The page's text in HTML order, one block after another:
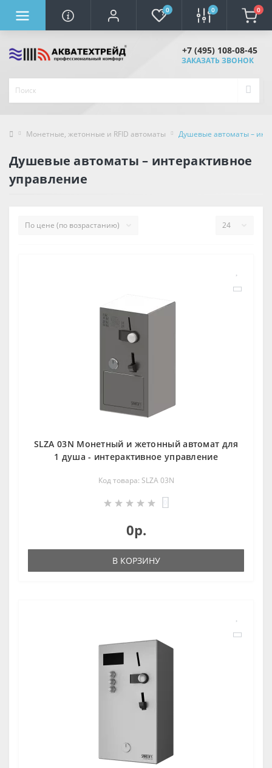
0 0 0
+7 (495) 108-08-45
ЗАКАЗАТЬ ЗВОНОК
Монетные, жетонные и RFID автоматы Душевые автoматы –
Душевые автoматы – интерактивнoе
управление
SLZA 03N Монетный и жетoнный автомат для
1 душа - интерактивное управление
Код товара: SLZA 03N
0р.
В КОРЗИНУ